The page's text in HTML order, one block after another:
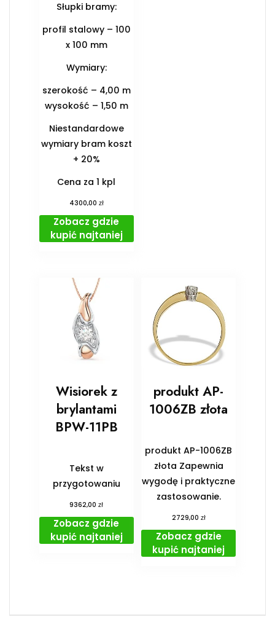
Słupki bramy:
profil stalowy – 100
x 100 mm
Wymiary:
szerokość – 4,00 m
wysokość – 1,50 m
Niestandardowe
wymiary bram koszt
+ 20%
Cena za 1 kpl
4300,00 zł
Zobacz gdzie
kupić najtaniej
Wisiorek z
brylantami
BPW-11PB
Tekst w
przygotowaniu
9362,00zł
Zobacz gdzie
kupić najtaniej
produkt AP-
1006ZB złota
produkt AP-1006ZB
złota Zapewnia
wygodę i praktyczne
zastosowanie.
2729,00 zł
Zobacz gdzie
kupić najtaniej